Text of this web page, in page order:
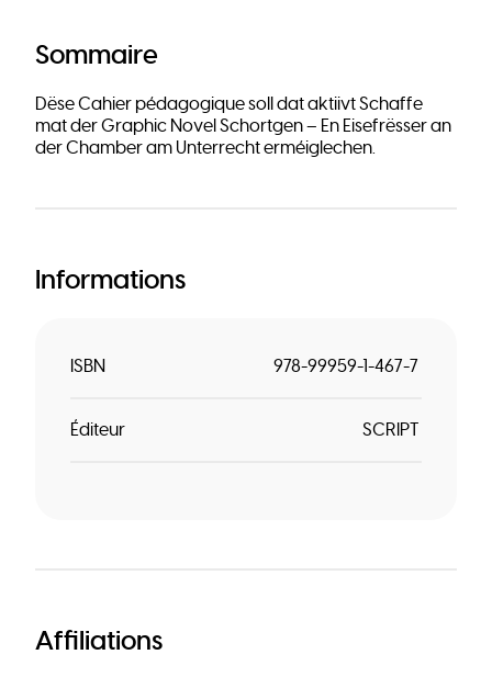
Sommaire
Dëse Cahier pédagogique soll dat aktiivt Schaffe
mat der Graphic Novel Schortgen – En Eisefrësser an
der Chamber am Unterrecht erméiglechen.
Informations
ISBN 978-99959-1-467-7
Éditeur SCRIPT
Affiliations